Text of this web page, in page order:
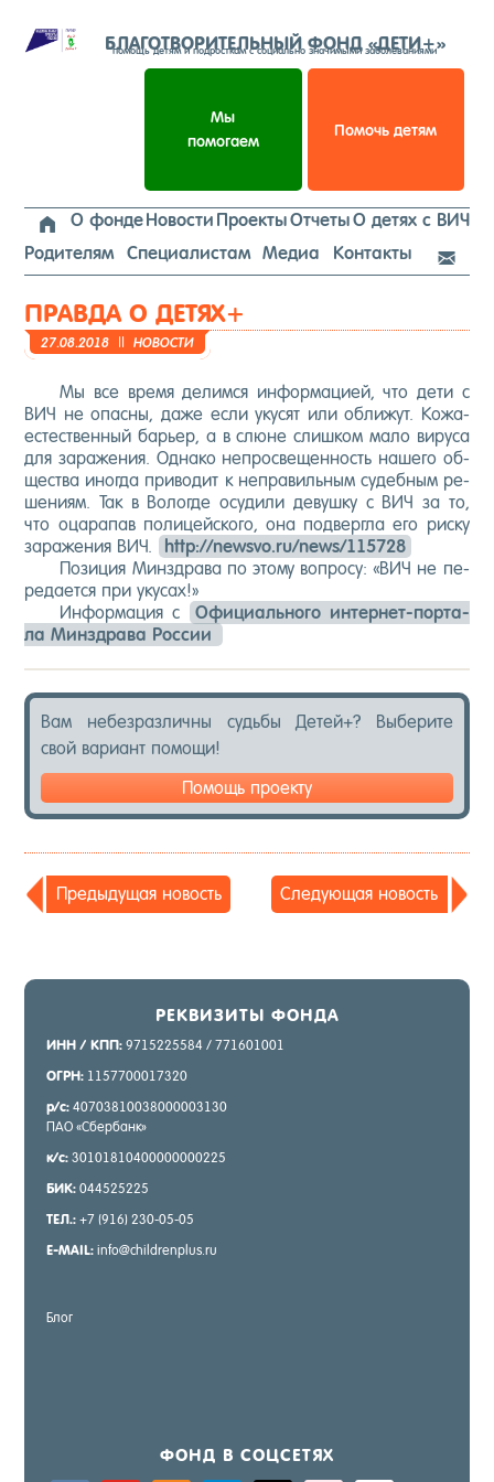
к
содержимому
БЛАГОТВОРИТЕЛЬНЫЙ ФОНД «ДЕТИ+»
помощь детям и подросткам с социально значимыми заболеваниями
Мы
помогаем
Помочь детям
 О фондеНовости ПроектыОтчетыО детях с ВИЧ
Родителям
Специалистам Медиа Контакты 
ПРАВДА О ДЕТЯХ+
27.08.2018 || НО­ВОС­ТИ
Мы все вре­мя де­лим­ся ин­форма­ци­ей, что де­ти с
ВИЧ не опас­ны, да­же ес­ли уку­сят или об­ли­жут. Ко­жа-
ес­тес­твен­ный барь­ер, а в слю­не слиш­ком ма­ло ви­руса
для за­раже­ния. Од­на­ко неп­росве­щен­ность на­шего об­
щес­тва иног­да при­водит к неп­ра­виль­ным су­деб­ным ре­
шени­ям. Так в Во­лог­де осу­дили де­вуш­ку с ВИЧ за то,
что оца­рапав по­лицей­ско­го, она под­вер­гла его рис­ку
за­раже­ния ВИЧ.
http://newsvo.ru/news/115728
По­зиция Минз­дра­ва по это­му воп­ро­су: «ВИЧ не пе­
реда­ет­ся при уку­сах!»
Ин­форма­ция с
Офи­ци­аль­но­го ин­тернет-пор­та­
ла Минз­дра­ва Рос­сии
Вам не­без­различ­ны судь­бы Де­тей+? Вы­бери­те
свой ва­ри­ант по­мощи!
Помощь проекту
Пре­дыду­щая но­вость Сле­ду­ющая но­вость
РЕК­ВИ­ЗИТЫ ФОН­ДА
ИНН / КПП: 9715225584 / 771601001
ОГРН: 1157700017320
р/с: 40703810038000003130
ПАО «Сбер­банк»
к/с: 30101810400000000225
БИК: 044525225
ТЕЛ.: +7 (916) 230-05-05
E-MAIL: info@childrenplus.ru
Блог
ФОНД В СОЦ­СЕ­ТЯХ